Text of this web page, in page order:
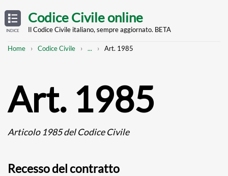
TABLE
OF
CONTENTS
INDICE
main
Codice Civile online
Il Codice Civile italiano, sempre aggiornato. BETA
Breadcrumb
Home Codice Civile
Mostra
... Art. 1985
Art. 1985
Articolo 1985 del Codice Civile
Recesso del contratto